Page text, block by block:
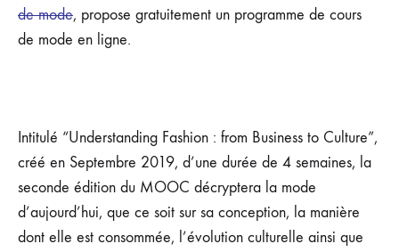
MODE
de mode, propose gratuitement un programme de cours
de mode en ligne.
Intitulé “Understanding Fashion : from Business to Culture”,
créé en Septembre 2019, d’une durée de 4 semaines, la
seconde édition du MOOC décryptera la mode
d’aujourd’hui, que ce soit sur sa conception, la manière
dont elle est consommée, l’évolution culturelle ainsi que